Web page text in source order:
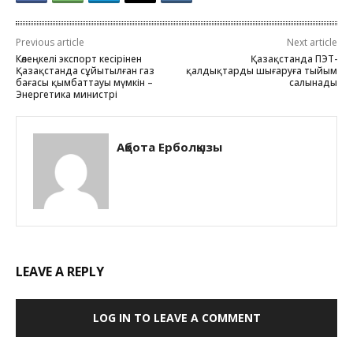
Previous article
Көлеңкелі экспорт кесірінен
Қазақстанда сұйытылған газ
бағасы қымбаттауы мүмкін –
Энергетика министрі
Next article
Қазақстанда ПЭТ-
қалдықтарды шығаруға тыйым
салынады
Ақбота Ерболқызы
LEAVE A REPLY
LOG IN TO LEAVE A COMMENT